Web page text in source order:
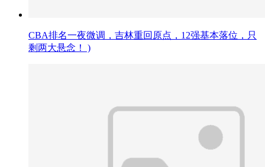
CBA排名一夜微调，吉林重回原点，12强基本落位，只
剩两大悬念！ )